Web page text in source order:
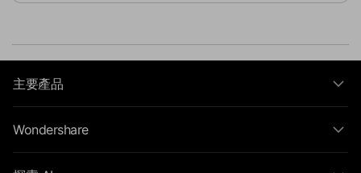
主要產品
Wondershare